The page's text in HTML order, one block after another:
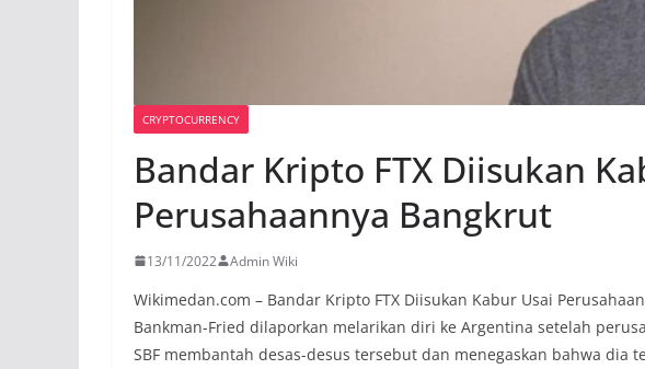
CRYPTOCURRENCY
Bandar Kripto FTX Diisukan
Perusahaannya Bangkrut
13/11/2022 Admin Wiki
Wikimedan.com – Bandar Kripto FTX Diisukan Kabur Usai
Bankman-Fried dilaporkan melarikan diri ke Argentina setelah
SBF membantah desas-desus tersebut dan menegaskan bahwa dia